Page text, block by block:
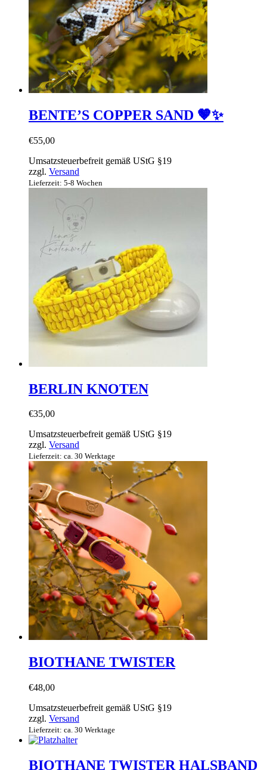
BENTE’S COPPER SAND 🤎✨
€55,00
Umsatzsteuerbefreit gemäß UStG §19
zzgl. Versand
Lieferzeit: 5-8 Wochen
BERLIN KNOTEN
€35,00
Umsatzsteuerbefreit gemäß UStG §19
zzgl. Versand
Lieferzeit: ca. 30 Werktage
BIOTHANE TWISTER
€48,00
Umsatzsteuerbefreit gemäß UStG §19
zzgl. Versand
Lieferzeit: ca. 30 Werktage
BIOTHANE TWISTER HALSBAND